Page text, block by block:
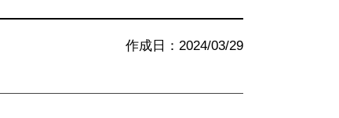
作成日：2024/03/29